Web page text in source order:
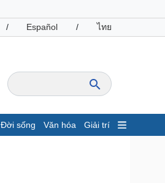
/ Español / ไทย
Đời sống Văn hóa Giải trí